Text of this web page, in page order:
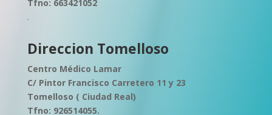
Tfno: 663421052
.
Direccion Tomelloso
Centro Médico Lamar
C/ Pintor Francisco Carretero 11 y 23
Tomelloso ( Ciudad Real)
Tfno: 926514055.